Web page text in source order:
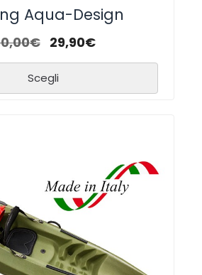
Aqua-Design
€ 29,90€
Scegli